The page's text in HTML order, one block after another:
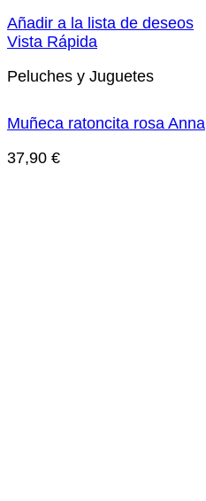
Añadir a la lista de deseos
Vista Rápida
Peluches y Juguetes
Muñeca ratoncita rosa Anna
37,90 €